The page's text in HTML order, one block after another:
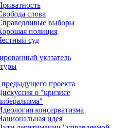
слова
выборы
полиция
суд
указатель
проекта
о "кризисе
консерватизма
идея